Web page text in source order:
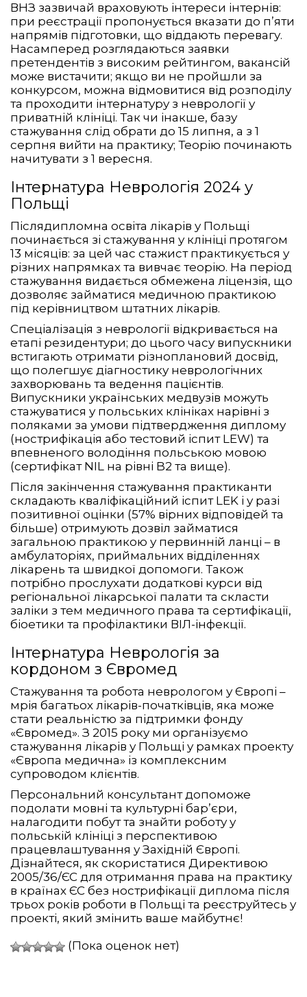
ВНЗ зазвичай враховують інтереси інтернів:
при реєстрації пропонується вказати до п’яти
напрямів підготовки, що віддають перевагу.
Насамперед розглядаються заявки
претендентів з високим рейтингом, вакансій
може вистачити; якщо ви не пройшли за
конкурсом, можна відмовитися від розподілу
та проходити інтернатуру з неврології у
приватній клініці. Так чи інакше, базу
стажування слід обрати до 15 липня, а з 1
серпня вийти на практику; Теорію починають
начитувати з 1 вересня.
Інтернатура Неврологія 2024 у
Польщі
Післядипломна освіта лікарів у Польщі
починається зі стажування у клініці протягом
13 місяців: за цей час стажист практикується у
різних напрямках та вивчає теорію. На період
стажування видається обмежена ліцензія, що
дозволяє займатися медичною практикою
під керівництвом штатних лікарів.
Спеціалізація з неврології відкривається на
етапі резидентури; до цього часу випускники
встигають отримати різноплановий досвід,
що полегшує діагностику неврологічних
захворювань та ведення пацієнтів.
Випускники українських медвузів можуть
стажуватися у польських клініках нарівні з
поляками за умови підтвердження диплому
(нострифікація або тестовий іспит LEW) та
впевненого володіння польською мовою
(сертифікат NIL на рівні B2 та вище).
Після закінчення стажування практиканти
складають кваліфікаційний іспит LEK і у разі
позитивної оцінки (57% вірних відповідей та
більше) отримують дозвіл займатися
загальною практикою у первинній ланці – в
амбулаторіях, приймальних відділеннях
лікарень та швидкої допомоги. Також
потрібно прослухати додаткові курси від
регіональної лікарської палати та скласти
заліки з тем медичного права та сертифікації,
біоетики та профілактики ВІЛ-інфекції.
Інтернатура Неврологія за
кордоном з Євромед
Стажування та робота неврологом у Європі –
мрія багатьох лікарів-початківців, яка може
стати реальністю за підтримки фонду
«Євромед». З 2015 року ми організуємо
стажування лікарів у Польщі у рамках проекту
«Європа медична» із комплексним
супроводом клієнтів.
Персональний консультант допоможе
подолати мовні та культурні бар’єри,
налагодити побут та знайти роботу у
польській клініці з перспективою
працевлаштування у Західній Європі.
Дізнайтеся, як скористатися Директивою
2005/36/ЄС для отримання права на практику
в країнах ЄС без нострифікації диплома після
трьох років роботи в Польщі та реєструйтесь у
проекті, який змінить ваше майбутнє!
(Пока оценок нет)